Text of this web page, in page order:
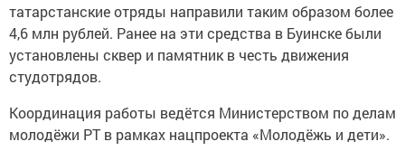
татарстанские отряды направили таким образом более
4,6 млн рублей. Ранее на эти средства в Буинске были
установлены сквер и памятник в честь движения
студотрядов.
Координация работы ведётся Министерством по делам
молодёжи РТ в рамках нацпроекта «Молодёжь и дети».